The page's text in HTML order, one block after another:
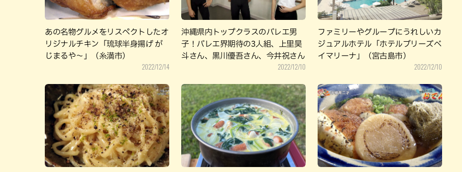
あの名物グルメをリスペクトしたオ
リジナルチキン「琉球半身揚げ が
じまるや～」（糸満市）
2022/12/14
沖縄県内トップクラスのバレエ男
子！バレエ界期待の3人組、上里昊
斗さん、黒川優吾さん、今井祝さん
2022/12/10
ファミリーやグループにうれしいカ
ジュアルホテル「ホテルブリーズベ
イマリーナ」（宮古島市）
2022/12/10